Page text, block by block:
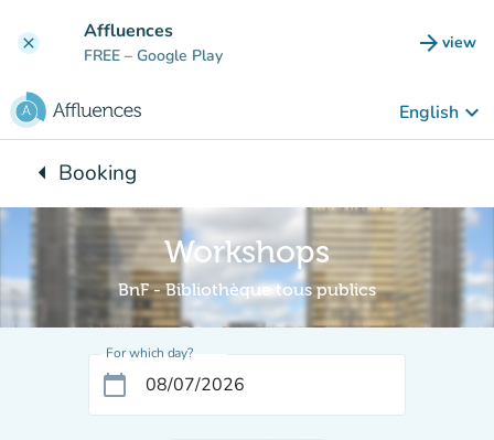
clear Affluences
FREE – Google Play arrow_forward view
(new
English keyboard_arrow_down
arrow_leftBack to:
Booking
Workshops
BnF - Bibliothèque tous publics
For which day?
calendar_today